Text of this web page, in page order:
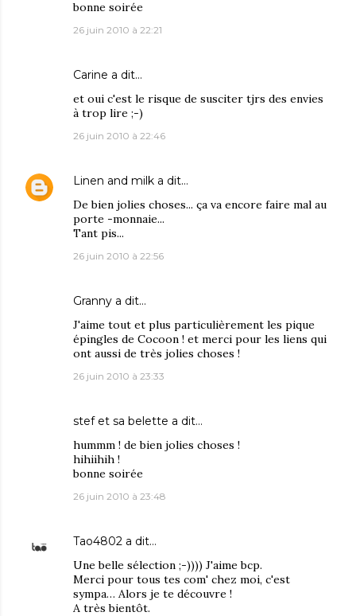
bonne soirée
26 juin 2010 à 22:21
Carine a dit…
et oui c'est le risque de susciter tjrs des envies
à trop lire ;-)
26 juin 2010 à 22:46
Linen and milk a dit…
De bien jolies choses... ça va encore faire mal au
porte -monnaie...
Tant pis...
26 juin 2010 à 22:56
Granny a dit…
J'aime tout et plus particulièrement les pique
épingles de Cocoon ! et merci pour les liens qui
ont aussi de très jolies choses !
26 juin 2010 à 23:33
stef et sa belette a dit…
hummm ! de bien jolies choses !
hihiihih !
bonne soirée
26 juin 2010 à 23:48
Tao4802 a dit…
Une belle sélection ;-)))) J'aime bcp.
Merci pour tous tes com' chez moi, c'est
sympa… Alors je te découvre !
A très bientôt.